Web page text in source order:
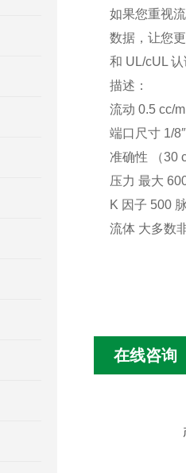
如果您重视
数据，让您
和 UL/cUL
描述：
流动 0.5 cc/
端口尺寸 1/
准确性 （30
压力 最大
K 因子 500
流体 大多数
在线咨询